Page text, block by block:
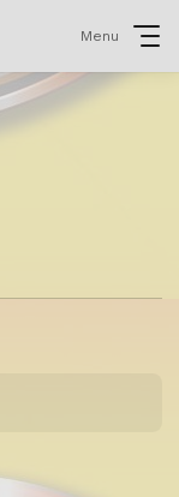
Menu